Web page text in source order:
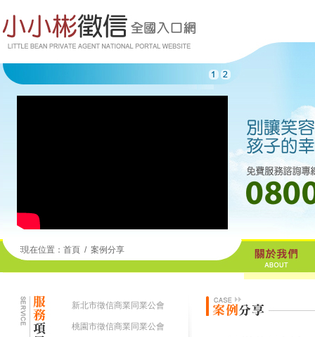
現在位置： 首頁 / 案例分享
新北市徵信商業同業公會
桃園市徵信商業同業公會